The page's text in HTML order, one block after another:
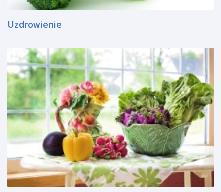
Uzdrowienie